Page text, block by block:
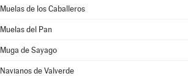
Muelas de los Caballeros
Muelas del Pan
Muga de Sayago
Navianos de Valverde